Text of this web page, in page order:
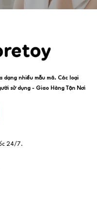
dạng nhiều mẫu mã. Các loại
sử dụng - Giao Hàng Tận Nơi
24/7.